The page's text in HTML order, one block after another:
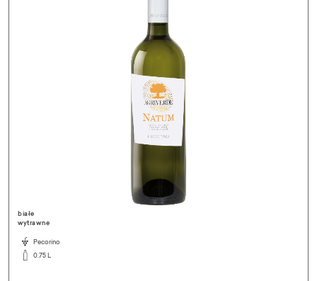
białe
wytrawne
Pecorino
0.75 L